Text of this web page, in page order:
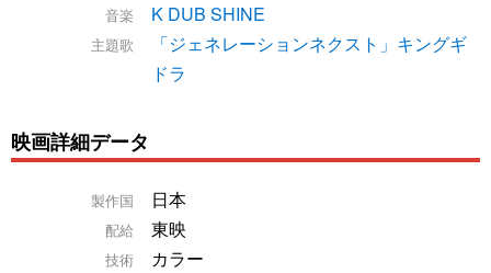
音楽 K DUB SHINE
主題歌
「ジェネレーションネクスト」キングギ
ドラ
映画詳細データ
製作国 日本
配給 東映
技術
カラー